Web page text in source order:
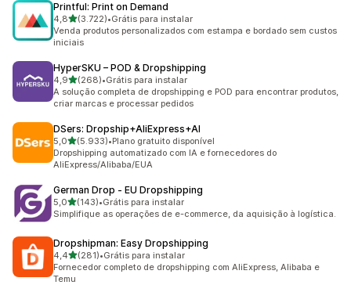
Printful: Print on Demand
4,8de 5 estrelas
(3.722)
3722 avaliações ao todo
•Grátis para instalar
Venda produtos personalizados com estampa e bordado sem custos
iniciais
HyperSKU – POD & Dropshipping
4,9de 5 estrelas
(268)
268 avaliações ao todo
•Grátis para instalar
A solução completa de dropshipping e POD para encontrar produtos,
criar marcas e processar pedidos
DSers: Dropship+AliExpress+AI
5,0de 5 estrelas
(5.933)
5933 avaliações ao todo
•Plano gratuito disponível
Dropshipping automatizado com IA e fornecedores do
AliExpress/Alibaba/EUA
German Drop ‑ EU Dropshipping
5,0de 5 estrelas
(143)
143 avaliações ao todo
•Grátis para instalar
Simplifique as operações de e-commerce, da aquisição à logística.
Dropshipman: Easy Dropshipping
4,4de 5 estrelas
(281)
281 avaliações ao todo
•Grátis para instalar
Fornecedor completo de dropshipping com AliExpress, Alibaba e
Temu